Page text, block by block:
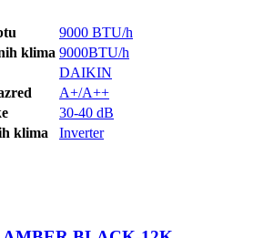
9000 BTU/h
klima 9000BTU/h
DAIKIN
A+/A++
30-40 dB
klima
Inverter